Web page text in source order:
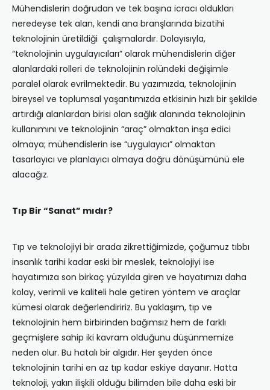
Mühendislerin doğrudan ve tek başına icracı oldukları
neredeyse tek alan, kendi ana branşlarında bizatihi
teknolojinin üretildiği çalışmalardır. Dolayısıyla,
“teknolojinin uygulayıcıları” olarak mühendislerin diğer
alanlardaki rolleri de teknolojinin rolündeki değişimle
paralel olarak evrilmektedir. Bu yazımızda, teknolojinin
bireysel ve toplumsal yaşantımızda etkisinin hızlı bir şekilde
artırdığı alanlardan birisi olan sağlık alanında teknolojinin
kullanımını ve teknolojinin “araç” olmaktan inşa edici
olmaya; mühendislerin ise “uygulayıcı” olmaktan
tasarlayıcı ve planlayıcı olmaya doğru dönüşümünü ele
alacağız.
Tıp Bir “Sanat” mıdır?
Tıp ve teknolojiyi bir arada zikrettiğimizde, çoğumuz tıbbı
insanlık tarihi kadar eski bir meslek, teknolojiyi ise
hayatımıza son birkaç yüzyılda giren ve hayatımızı daha
kolay, verimli ve kaliteli hale getiren yöntem ve araçlar
kümesi olarak değerlendiririz. Bu yaklaşım, tıp ve
teknolojinin hem birbirinden bağımsız hem de farklı
geçmişlere sahip iki kavram olduğunu düşünmemize
neden olur. Bu hatalı bir algıdır. Her şeyden önce
teknolojinin tarihi en az tıp kadar eskiye dayanır. Hatta
teknoloji, yakın ilişkili olduğu bilimden bile daha eski bir